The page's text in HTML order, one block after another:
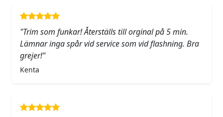
"Trim som funkar! Återställs till orginal på 5 min.
Lämnar inga spår vid service som vid flashning. Bra
grejer!"
Kenta